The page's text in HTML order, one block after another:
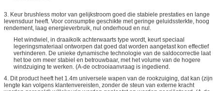
3. Keur brushless motor van gelijkstroom goed die stabiele prestaties en lange
levensduur heeft. Voor consumptie geschikte met geringe geluidssterkte, hoog
rendement, laag energieverbruik, nul onderhoud en nul.
Het windwiel, in draaikolk achterwaarts type wordt, keurt speciaal
legeringsmateriaal ontworpen dat goed dat worden aangetast kon effectief
verhinderen. De unieke dynamische technologie van de saldocorrectie laat
het toe om meer stabiel en betrouwbaar, met het volume van de hogere
windzuiging te werken. (A-de octrooiaanvraag is ingediend.
4. Dit product heeft het 1.4m universele wapen van de rookzuiging, dat kan (zijn
lengte kan volgens klantenvereisten, zonder de steun van externe kracht